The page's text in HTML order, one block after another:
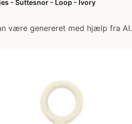
- Suttesnor - Loop - Ivory
være genereret med hjælp fra AI.